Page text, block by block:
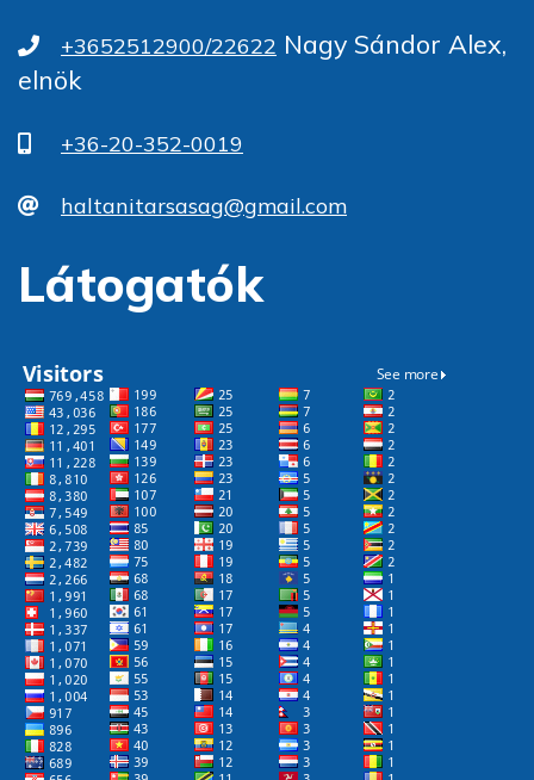
+3652512900/22622 Nagy Sándor Alex,
elnök
+36-20-352-0019
haltanitarsasag@gmail.com
Látogatók